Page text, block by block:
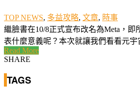
TOP NEWS, 多益攻略, 文章, 時事
繼臉書在10/8正式宣布改名為Meta，
表什麼意義呢？本次就讓我們看看元
Read More
SHARE
TAGS